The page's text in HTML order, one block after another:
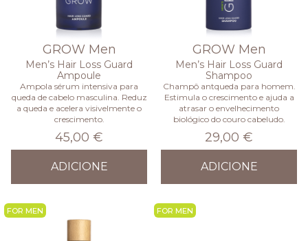
GROW Men
Men’s Hair Loss Guard
Ampoule
Ampola sérum intensiva para
queda de cabelo masculina. Reduz
a queda e acelera visivelmente o
crescimento.
45,00 €
ADICIONE
GROW Men
Men’s Hair Loss Guard
Shampoo
Champô antqueda para homem.
Estimula o crescimento e ajuda a
atrasar o envelhecimento
biológico do couro cabeludo.
29,00 €
ADICIONE
NEW NEW